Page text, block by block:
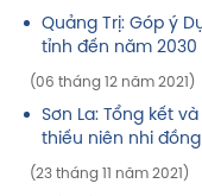
Quảng Trị: Góp ý
tỉnh đến năm 2030
(06 tháng 12 năm 2021)
Sơn La: Tổng kết
thiếu niên nhi
(23 tháng 11 năm 2021)